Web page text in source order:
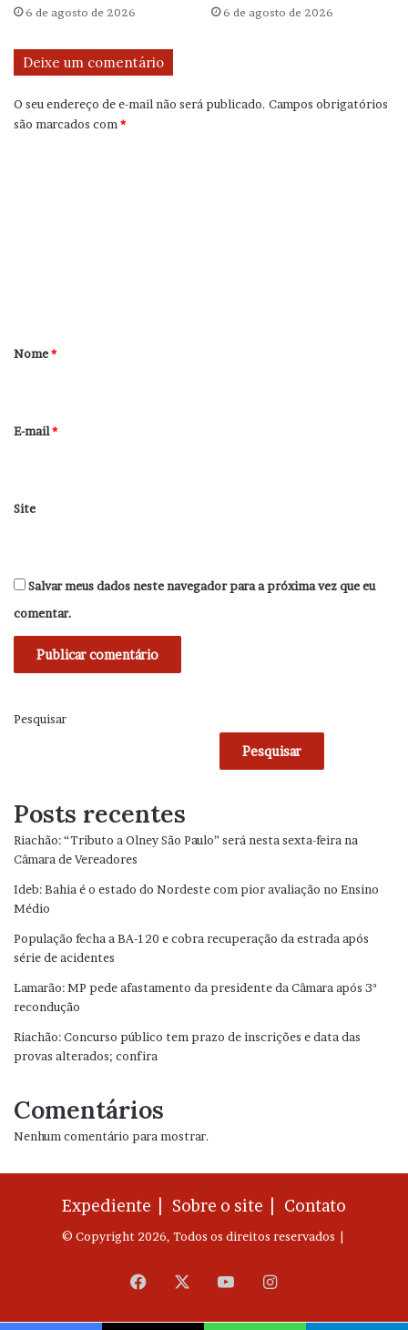
6 de agosto de 2026 6 de agosto de 2026
Deixe um comentário
O seu endereço de e-mail não será publicado. Campos obrigatórios
são marcados com *
r
*
Nome*
E-mail*
Site
Salvar meus dados neste navegador para a próxima vez que eu
comentar.
Pesquisar
Pesquisar
Posts recentes
Riachão: “Tributo a Olney São Paulo” será nesta sexta-feira na
Câmara de Vereadores
Ideb: Bahia é o estado do Nordeste com pior avaliação no Ensino
Médio
População fecha a BA-120 e cobra recuperação da estrada após
série de acidentes
Lamarão: MP pede afastamento da presidente da Câmara após 3ª
recondução
Riachão: Concurso público tem prazo de inscrições e data das
provas alterados; confira
Comentários
Nenhum comentário para mostrar.
Expediente | Sobre o site | Contato
© Copyright 2026, Todos os direitos reservados |
Facebook YouTubeInstagram